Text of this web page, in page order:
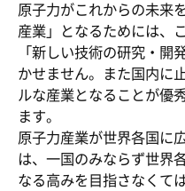
原子力がこれからの未来
産業」となるためには、
「新しい技術の研究・開
かせません。また国内に
ルな産業となることが優
ます。
原子力産業が世界各国に
は、一国のみならず世界
なる高みを目指さなくて